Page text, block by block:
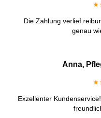
Die Zahlung verlief
genau
Anna,
Exzellenter